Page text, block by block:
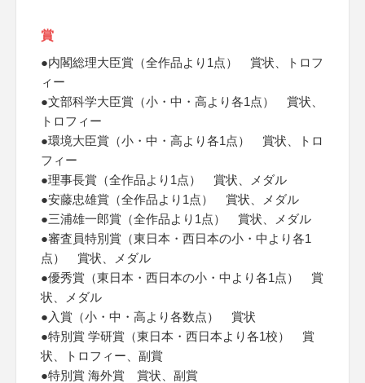
賞
●内閣総理大臣賞（全作品より1点） 賞状、トロフ
ィー
●文部科学大臣賞（小・中・高より各1点） 賞状、
トロフィー
●環境大臣賞（小・中・高より各1点） 賞状、トロ
フィー
●理事長賞（全作品より1点） 賞状、メダル
●安藤忠雄賞（全作品より1点） 賞状、メダル
●三浦雄一郎賞（全作品より1点） 賞状、メダル
●審査員特別賞（東日本・西日本の小・中より各1
点） 賞状、メダル
●優秀賞（東日本・西日本の小・中より各1点） 賞
状、メダル
●入賞（小・中・高より各数点） 賞状
●特別賞 学研賞（東日本・西日本より各1校） 賞
状、トロフィー、副賞
●特別賞 海外賞 賞状、副賞